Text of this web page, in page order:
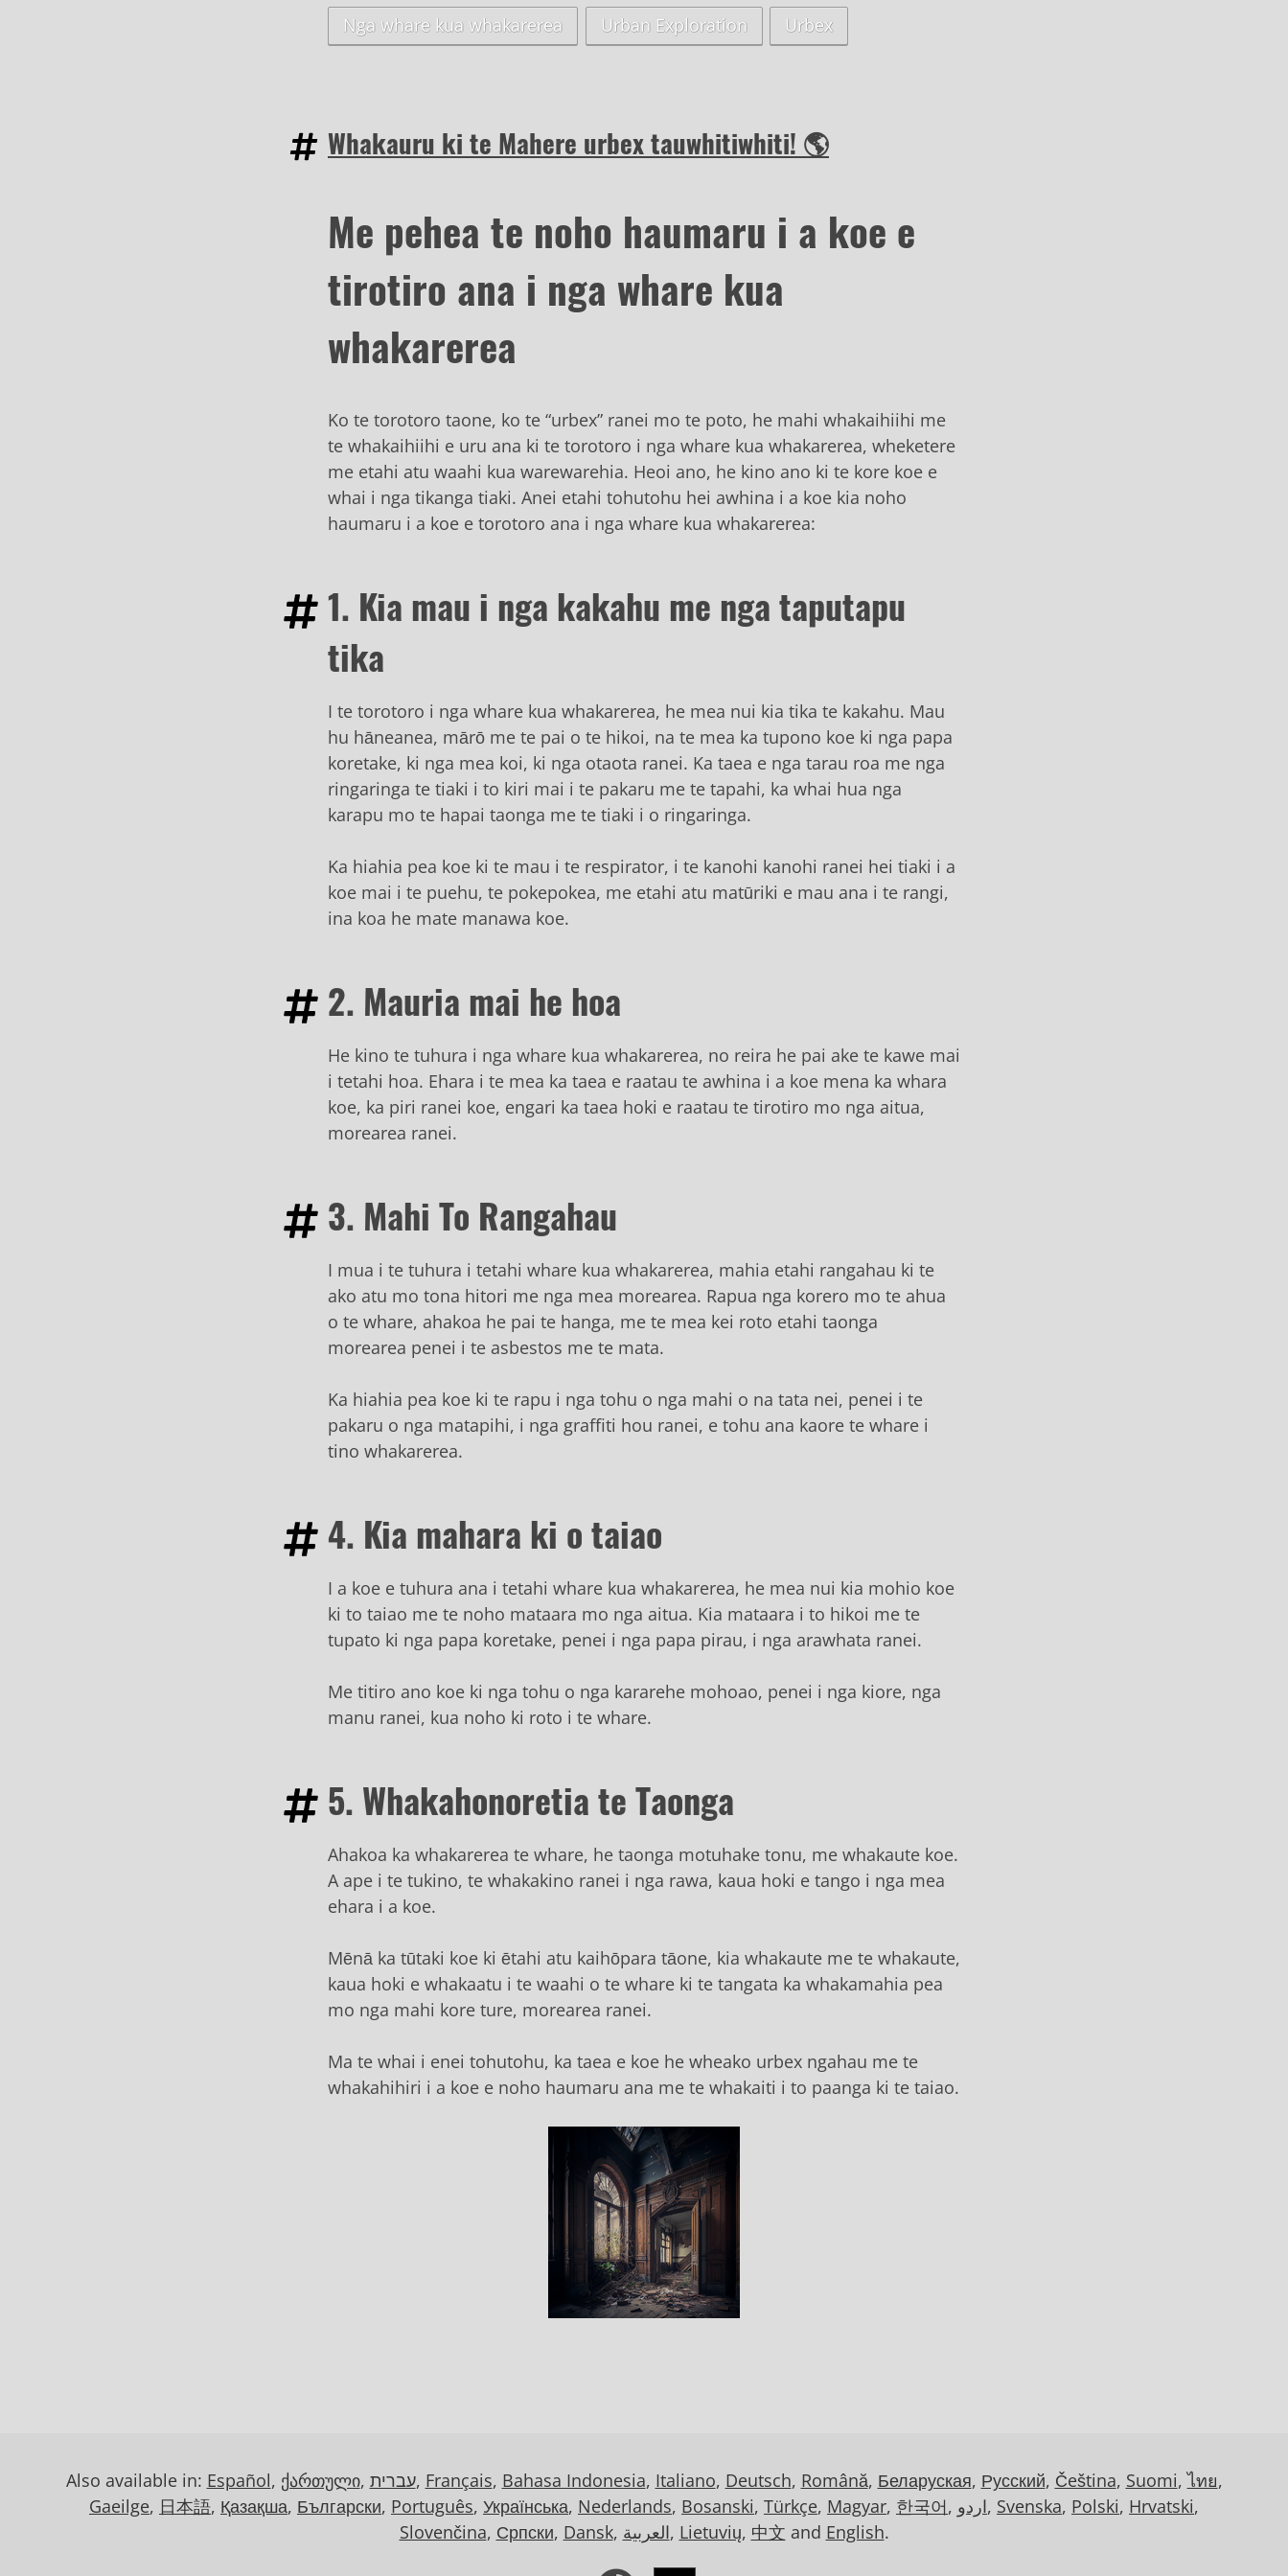
Nga whare kua whakarerea Urban Exploration Urbex
Whakauru ki te Mahere urbex tauwhitiwhiti! 🌎
Me pehea te noho haumaru i a koe e
tirotiro ana i nga whare kua
whakarerea
Ko te torotoro taone, ko te “urbex” ranei mo te poto, he mahi whakaihiihi me
te whakaihiihi e uru ana ki te torotoro i nga whare kua whakarerea, wheketere
me etahi atu waahi kua warewarehia. Heoi ano, he kino ano ki te kore koe e
whai i nga tikanga tiaki. Anei etahi tohutohu hei awhina i a koe kia noho
haumaru i a koe e torotoro ana i nga whare kua whakarerea:
1. Kia mau i nga kakahu me nga taputapu
tika
I te torotoro i nga whare kua whakarerea, he mea nui kia tika te kakahu. Mau
hu hāneanea, mārō me te pai o te hikoi, na te mea ka tupono koe ki nga papa
koretake, ki nga mea koi, ki nga otaota ranei. Ka taea e nga tarau roa me nga
ringaringa te tiaki i to kiri mai i te pakaru me te tapahi, ka whai hua nga
karapu mo te hapai taonga me te tiaki i o ringaringa.
Ka hiahia pea koe ki te mau i te respirator, i te kanohi kanohi ranei hei tiaki i a
koe mai i te puehu, te pokepokea, me etahi atu matūriki e mau ana i te rangi,
ina koa he mate manawa koe.
2. Mauria mai he hoa
He kino te tuhura i nga whare kua whakarerea, no reira he pai ake te kawe mai
i tetahi hoa. Ehara i te mea ka taea e raatau te awhina i a koe mena ka whara
koe, ka piri ranei koe, engari ka taea hoki e raatau te tirotiro mo nga aitua,
morearea ranei.
3. Mahi To Rangahau
I mua i te tuhura i tetahi whare kua whakarerea, mahia etahi rangahau ki te
ako atu mo tona hitori me nga mea morearea. Rapua nga korero mo te ahua
o te whare, ahakoa he pai te hanga, me te mea kei roto etahi taonga
morearea penei i te asbestos me te mata.
Ka hiahia pea koe ki te rapu i nga tohu o nga mahi o na tata nei, penei i te
pakaru o nga matapihi, i nga graffiti hou ranei, e tohu ana kaore te whare i
tino whakarerea.
4. Kia mahara ki o taiao
I a koe e tuhura ana i tetahi whare kua whakarerea, he mea nui kia mohio koe
ki to taiao me te noho mataara mo nga aitua. Kia mataara i to hikoi me te
tupato ki nga papa koretake, penei i nga papa pirau, i nga arawhata ranei.
Me titiro ano koe ki nga tohu o nga kararehe mohoao, penei i nga kiore, nga
manu ranei, kua noho ki roto i te whare.
5. Whakahonoretia te Taonga
Ahakoa ka whakarerea te whare, he taonga motuhake tonu, me whakaute koe.
A ape i te tukino, te whakakino ranei i nga rawa, kaua hoki e tango i nga mea
ehara i a koe.
Mēnā ka tūtaki koe ki ētahi atu kaihōpara tāone, kia whakaute me te whakaute,
kaua hoki e whakaatu i te waahi o te whare ki te tangata ka whakamahia pea
mo nga mahi kore ture, morearea ranei.
Ma te whai i enei tohutohu, ka taea e koe he wheako urbex ngahau me te
whakahihiri i a koe e noho haumaru ana me te whakaiti i to paanga ki te taiao.
Also available in: Español, ქართული, עברית, Français, Bahasa Indonesia, Italiano, Deutsch, Română, Беларуская, Русский, Čeština, Suomi,ไทย,
Gaeilge, 日本語, Қазақша, Български, Português, Українська, Nederlands, Bosanski, Türkçe, Magyar, 한국어, اردو, Svenska, Polski, Hrvatski,
Slovenčina, Српски, Dansk, العربية, Lietuvių, 中文 and English.